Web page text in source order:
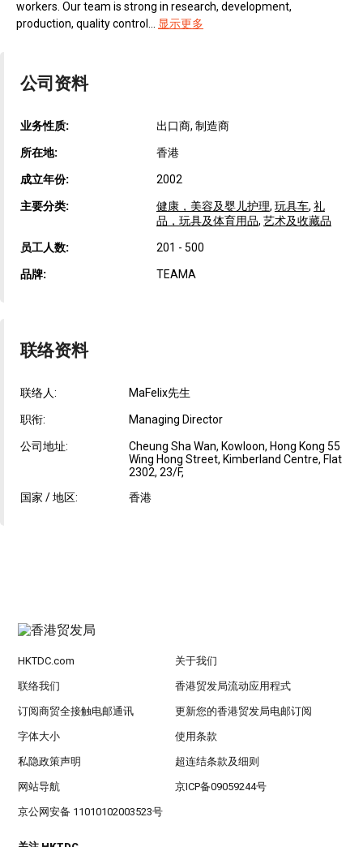
workers. Our team is strong in research, development,
production, quality control... 显示更多
公司资料
业务性质: 出口商, 制造商
所在地: 香港
成立年份: 2002
主要分类: 健康，美容及婴儿护理, 玩具车, 礼
品，玩具及体育用品, 艺术及收藏品
员工人数: 201 - 500
品牌: TEAMA
联络资料
联络人: MaFelix先生
职衔: Managing Director
公司地址:
Cheung Sha Wan, Kowloon, Hong Kong 55
Wing Hong Street, Kimberland Centre, Flat
2302, 23/F,
国家 / 地区:
香港
HKTDC.com 关于我们
联络我们 香港贸发局流动应用程式
订阅商贸全接触电邮通讯 更新您的香港贸发局电邮订阅
字体大小 使用条款
私隐政策声明 超连结条款及细则
网站导航 京ICP备09059244号
京公网安备 11010102003523号